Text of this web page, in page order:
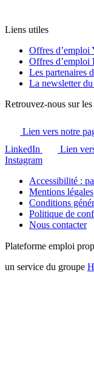
Liens utiles
Offres d’emploi
Offres d’emploi
Les partenaires
La newsletter
Retrouvez-nous sur
Lien vers notre
LinkedIn
Lien
Instagram
Accessibilité :
Mentions légales
Conditions
Politique de
Nous contacter
Plateforme emploi
un service du groupe